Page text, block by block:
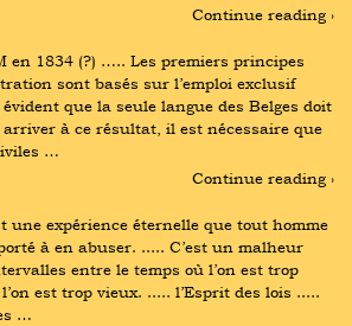
Continue reading ›
en 1834 (?) ….. Les premiers principes
sont basés sur l’emploi exclusif
que la seule langue des Belges doit
à ce résultat, il est nécessaire que
…
Continue reading ›
une expérience éternelle que tout homme
à en abuser. ..... C’est un malheur
entre le temps où l’on est trop
est trop vieux. ..... l’Esprit des lois .....
…